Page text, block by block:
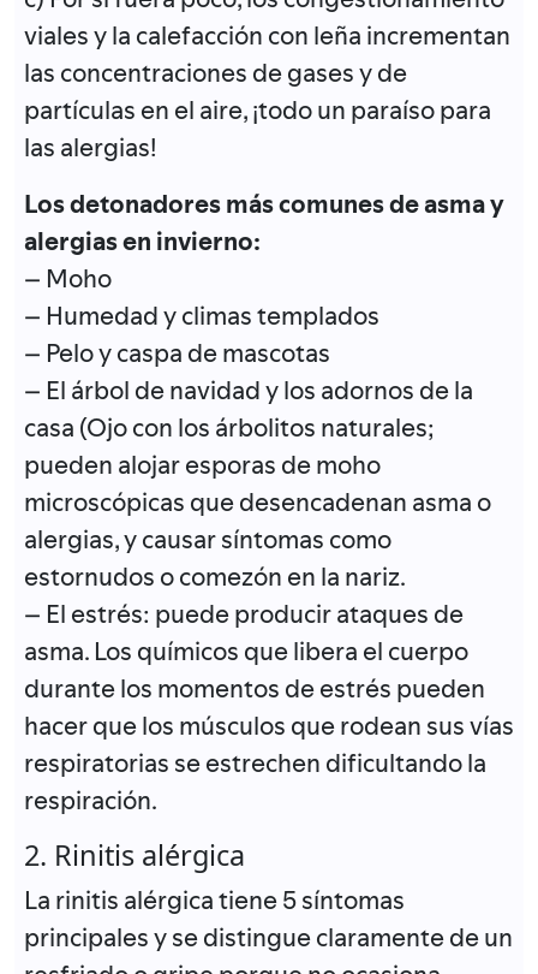
viales y la calefacción con leña incrementan
las concentraciones de gases y de
partículas en el aire, ¡todo un paraíso para
las alergias!
Los detonadores más comunes de asma y
alergias en invierno:
– Moho
– Humedad y climas templados
– Pelo y caspa de mascotas
– El árbol de navidad y los adornos de la
casa (Ojo con los árbolitos naturales;
pueden alojar esporas de moho
microscópicas que desencadenan asma o
alergias, y causar síntomas como
estornudos o comezón en la nariz.
– El estrés: puede producir ataques de
asma. Los químicos que libera el cuerpo
durante los momentos de estrés pueden
hacer que los músculos que rodean sus vías
respiratorias se estrechen dificultando la
respiración.
2. Rinitis alérgica
La rinitis alérgica tiene 5 síntomas
principales y se distingue claramente de un